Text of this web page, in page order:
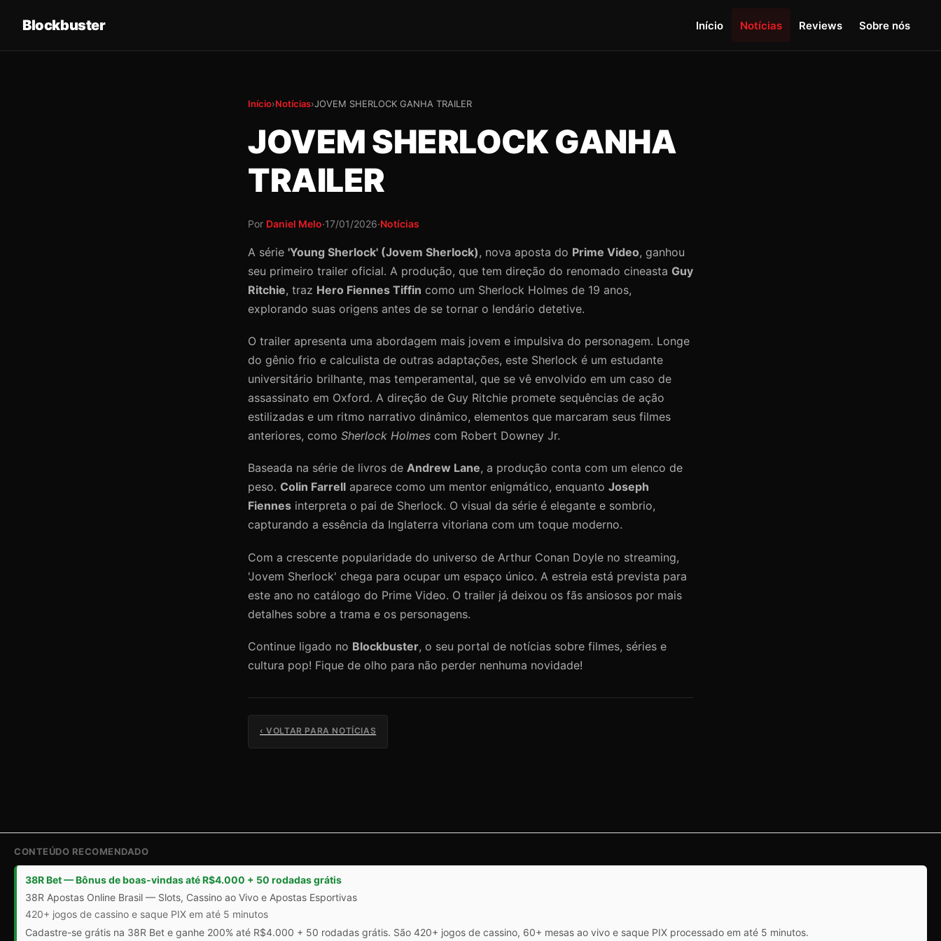
Blockbuster Início Notícias Reviews Sobre nós
Início›Notícias›JOVEM SHERLOCK GANHA TRAILER
JOVEM SHERLOCK GANHA
TRAILER
Por Daniel Melo·17/01/2026·Notícias
A série 'Young Sherlock' (Jovem Sherlock), nova aposta do Prime Video, ganhou
seu primeiro trailer oficial. A produção, que tem direção do renomado cineasta Guy
Ritchie, traz Hero Fiennes Tiffin como um Sherlock Holmes de 19 anos,
explorando suas origens antes de se tornar o lendário detetive.
O trailer apresenta uma abordagem mais jovem e impulsiva do personagem. Longe
do gênio frio e calculista de outras adaptações, este Sherlock é um estudante
universitário brilhante, mas temperamental, que se vê envolvido em um caso de
assassinato em Oxford. A direção de Guy Ritchie promete sequências de ação
estilizadas e um ritmo narrativo dinâmico, elementos que marcaram seus filmes
anteriores, como Sherlock Holmes com Robert Downey Jr.
Baseada na série de livros de Andrew Lane, a produção conta com um elenco de
peso. Colin Farrell aparece como um mentor enigmático, enquanto Joseph
Fiennes interpreta o pai de Sherlock. O visual da série é elegante e sombrio,
capturando a essência da Inglaterra vitoriana com um toque moderno.
Com a crescente popularidade do universo de Arthur Conan Doyle no streaming,
'Jovem Sherlock' chega para ocupar um espaço único. A estreia está prevista para
este ano no catálogo do Prime Video. O trailer já deixou os fãs ansiosos por mais
detalhes sobre a trama e os personagens.
Continue ligado no Blockbuster, o seu portal de notícias sobre filmes, séries e
cultura pop! Fique de olho para não perder nenhuma novidade!
‹ VOLTAR PARA NOTÍCIAS
CONTEÚDO RECOMENDADO
38R Bet — Bônus de boas-vindas até R$4.000 + 50 rodadas grátis
38R Apostas Online Brasil — Slots, Cassino ao Vivo e Apostas Esportivas
420+ jogos de cassino e saque PIX em até 5 minutos
Cadastre-se grátis na 38R Bet e ganhe 200% até R$4.000 + 50 rodadas grátis. São 420+ jogos de cassino, 60+ mesas ao vivo e saque PIX processado em até 5 minutos.